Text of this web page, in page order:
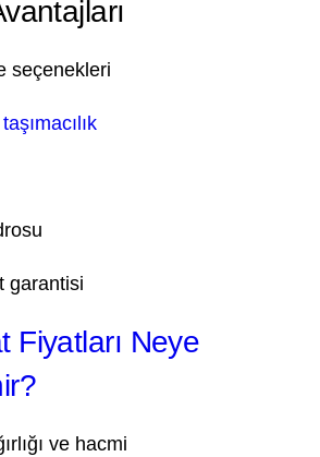
seçenekleri
garantisi
Fiyatları Neye
ve hacmi